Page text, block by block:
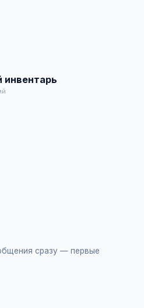
сразу — первые